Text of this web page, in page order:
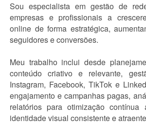
Sou especialista em gestão de
empresas e profissionais a
online de forma estratégica,
seguidores e conversões.
Meu trabalho inclui desde
conteúdo criativo e relevante,
Instagram, Facebook, TikTok e
engajamento e campanhas pagas,
relatórios para otimização
identidade visual consistente e